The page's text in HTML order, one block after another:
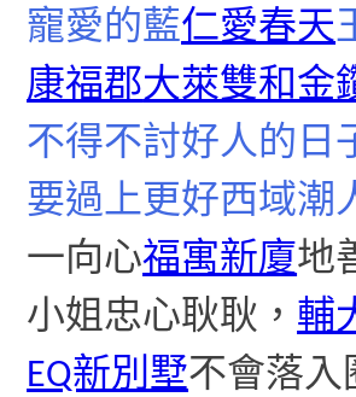
寵愛的藍仁愛春天
康福郡大萊雙和金
不得不討好人的日
要過上更好西域潮
一向心福寓新廈地
小姐忠心耿耿， 輔
EQ新別墅不會落入